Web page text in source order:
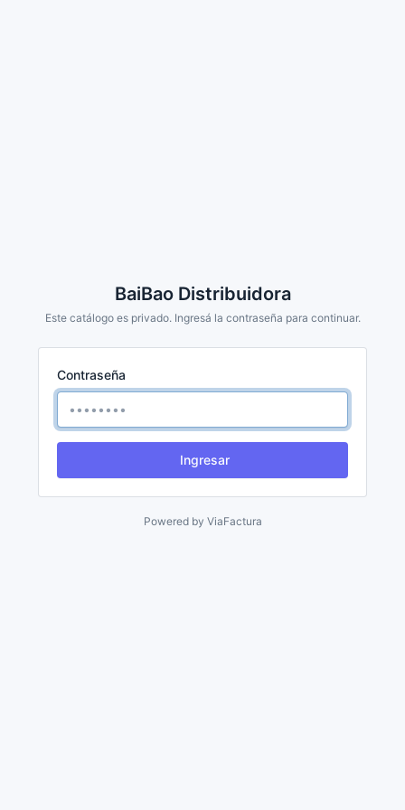
BaiBao Distribuidora
Este catálogo es privado. Ingresá la contraseña para continuar.
Contraseña
Ingresar
Powered by ViaFactura